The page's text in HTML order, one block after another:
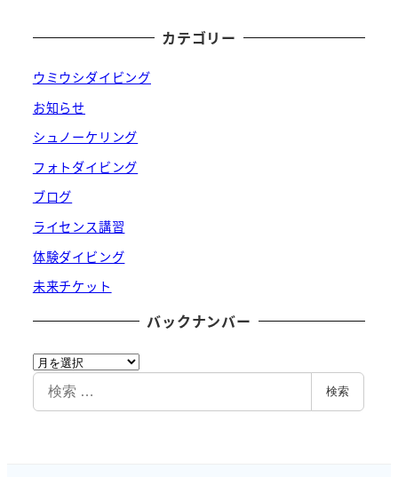
カテゴリー
ウミウシダイビング
お知らせ
シュノーケリング
フォトダイビング
ブログ
ライセンス講習
体験ダイビング
未来チケット
バックナンバー
バ
ッ検
検索